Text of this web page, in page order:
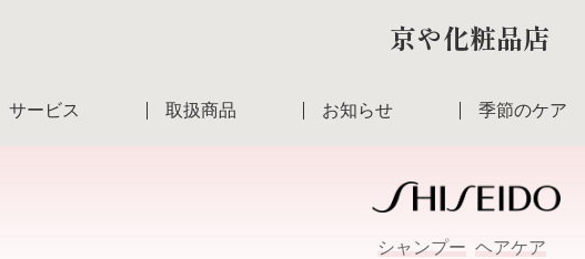
京や化粧品店
サービス 取扱商品 お知らせ 季節のケア
シャンプー ヘアケア